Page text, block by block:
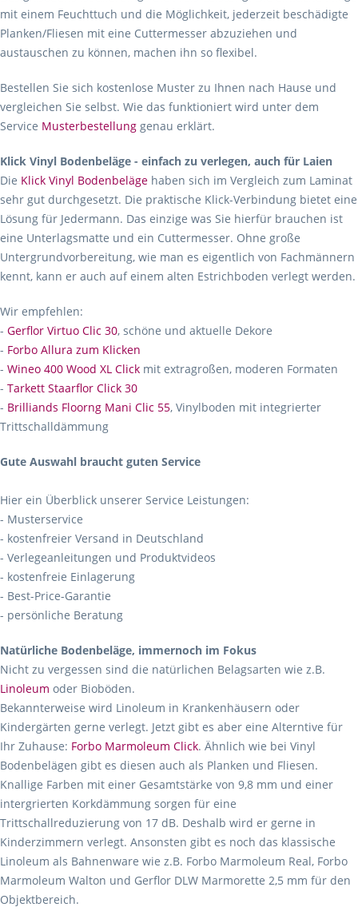
mit einem Feuchttuch und die Möglichkeit, jederzeit beschädigte
Planken/Fliesen mit eine Cuttermesser abzuziehen und
austauschen zu können, machen ihn so flexibel.
Bestellen Sie sich kostenlose Muster zu Ihnen nach Hause und
vergleichen Sie selbst. Wie das funktioniert wird unter dem
Service Musterbestellung genau erklärt.
Klick Vinyl Bodenbeläge - einfach zu verlegen, auch für Laien
Die Klick Vinyl Bodenbeläge haben sich im Vergleich zum Laminat
sehr gut durchgesetzt. Die praktische Klick-Verbindung bietet eine
Lösung für Jedermann. Das einzige was Sie hierfür brauchen ist
eine Unterlagsmatte und ein Cuttermesser. Ohne große
Untergrundvorbereitung, wie man es eigentlich von Fachmännern
kennt, kann er auch auf einem alten Estrichboden verlegt werden.
Wir empfehlen:
- Gerflor Virtuo Clic 30, schöne und aktuelle Dekore
- Forbo Allura zum Klicken
- Wineo 400 Wood XL Click mit extragroßen, moderen Formaten
- Tarkett Staarflor Click 30
- Brilliands Floorng Mani Clic 55, Vinylboden mit integrierter
Trittschalldämmung
Gute Auswahl braucht guten Service
Hier ein Überblick unserer Service Leistungen:
- Musterservice
- kostenfreier Versand in Deutschland
- Verlegeanleitungen und Produktvideos
- kostenfreie Einlagerung
- Best-Price-Garantie
- persönliche Beratung
Natürliche Bodenbeläge, immernoch im Fokus
Nicht zu vergessen sind die natürlichen Belagsarten wie z.B.
Linoleum oder Bioböden.
Bekannterweise wird Linoleum in Krankenhäusern oder
Kindergärten gerne verlegt. Jetzt gibt es aber eine Alterntive für
Ihr Zuhause: Forbo Marmoleum Click. Ähnlich wie bei Vinyl
Bodenbelägen gibt es diesen auch als Planken und Fliesen.
Knallige Farben mit einer Gesamtstärke von 9,8 mm und einer
intergrierten Korkdämmung sorgen für eine
Trittschallreduzierung von 17 dB. Deshalb wird er gerne in
Kinderzimmern verlegt. Ansonsten gibt es noch das klassische
Linoleum als Bahnenware wie z.B. Forbo Marmoleum Real, Forbo
Marmoleum Walton und Gerflor DLW Marmorette 2,5 mm für den
Objektbereich.